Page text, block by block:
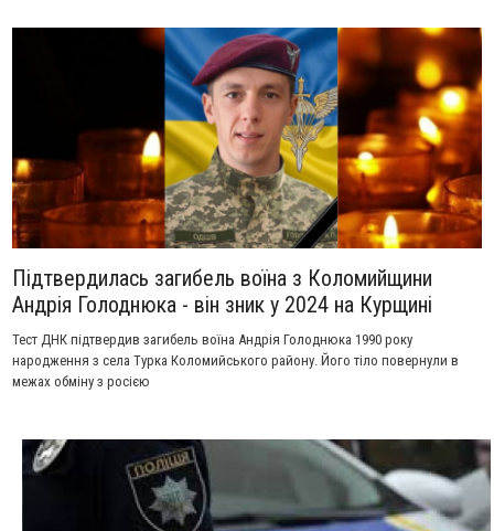
Підтвердилась загибель воїна з Коломийщини
Андрія Голоднюка - він зник у 2024 на Курщині
Тест ДНК підтвердив загибель воїна Андрія Голоднюка 1990 року
народження з села Турка Коломийського району. Його тіло повернули в
межах обміну з росією